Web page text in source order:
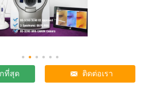
ที่สุด ติดต่อเรา